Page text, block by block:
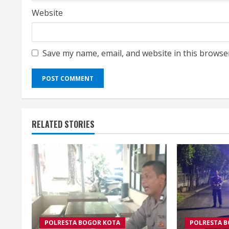
Website
Save my name, email, and website in this
RELATED STORIES
POLRESTA BOGOR KOTA POLRESTA